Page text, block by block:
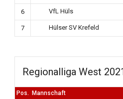
6 VfL Hüls
7 Hülser SV Krefeld
Regionalliga West
Pos. Mannschaft